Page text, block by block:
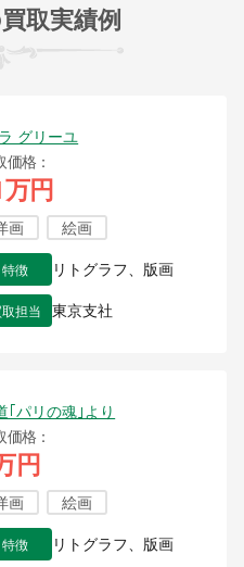
取実績例
グリーユ
価格
円
画 絵画
特徴 リトグラフ、版画
担当 東京支社
｢パリの魂｣より
価格
円
画 絵画
特徴 リトグラフ、版画